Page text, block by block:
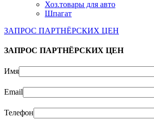
Хоз.товары для авто
Шпагат
ЗАПРОС ПАРТНЁРСКИХ ЦЕН
ЗАПРОС ПАРТНЁРСКИХ ЦЕН
Имя
Email
Телефон